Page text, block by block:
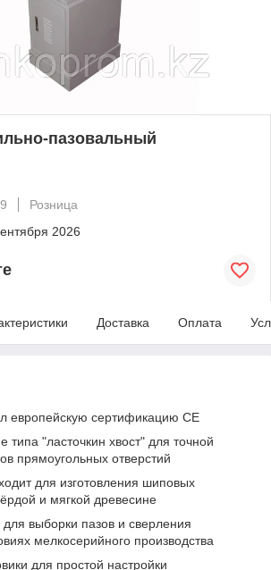
пазовальный
Розница
2026
Доставка Оплата
европейскую сертификацию CE
"ласточкин хвост" для точной
прямоугольных отверстий
для изготовления шиповых
и мягкой древесине
выборки пазов и сверления
мелкосерийного производства
для простой настройки